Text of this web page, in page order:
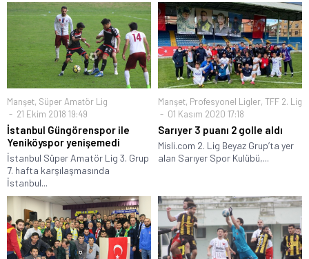
Manşet, Süper Amatör Lig
21 Ekim 2018 19:49
İstanbul Güngörenspor ile
Yeniköyspor yenişemedi
İstanbul Süper Amatör Lig 3. Grup
7. hafta karşılaşmasında
İstanbul...
Manşet, Profesyonel Ligler, TFF 2. Lig
01 Kasım 2020 17:18
Sarıyer 3 puanı 2 golle aldı
Misli.com 2. Lig Beyaz Grup’ta yer
alan Sarıyer Spor Kulübü,...